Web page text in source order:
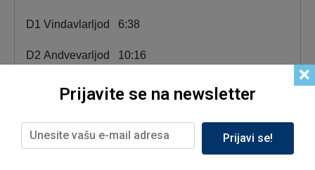
D1 Vindavlarljod 6:38
D2 Andvevarljod 10:16
Prijavite se na newsletter
Prijavi se!